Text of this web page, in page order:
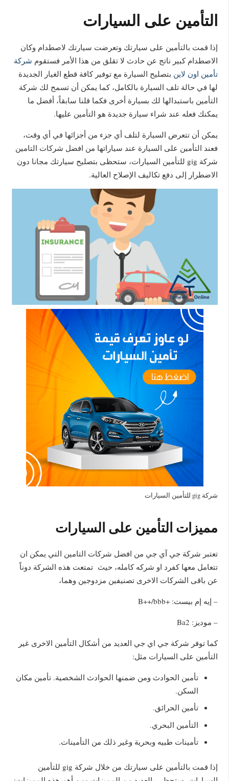
التأمين على السيارات
إذا قمت بالتأمين على سيارتك وتعرضت سيارتك لاصطدام وكان
الاصطدام كبير ناتج عن حادث لا تقلق من هذا الأمر فستقوم شركة
تأمين اون لاين بتصليح السيارة مع توفير كافة قطع الغيار الجديدة
لها في حالة تلف السيارة بالكامل، كما يمكن أن تسمح لك شركة
التأمين باستبدالها لك بسيارة أخرى فكما قلنا سابقاً، أفضل ما
يمكنك فعله عند شراء سيارة جديدة هو التأمين عليها.
يمكن أن تتعرض السيارة لتلف أي جزء من أجزائها في أي وقت،
فعند التأمين على السيارة عند سياراتها من افضل شركات التامين
شركة gig للتأمين السيارات، ستحظى بتصليح سيارتك مجانا دون
الاضطرار إلى دفع تكاليف الإصلاح العالية.
شركة gig للتأمين السيارات
مميزات التأمين على السيارات
تعتبر شركة جي آي جي من افضل شركات التامين التي يمكن ان
تتعامل معها كفرد او شركه كامله، حيث تمتعت هذه الشركة دوناً
عن باقى الشركات الاخرى تصنيفين مزدوجين وهما،
– إيه إم بيست: +B++/bbb
– موديز: Ba2
كما توفر شركة جي اي جي العديد من أشكال التأمين الاخرى غير
التأمين على السيارات مثل:
تأمين الحوادث ومن ضمنها الحوادث الشخصية. تأمين مكان
السكن.
تأمين الحرائق.
التأمين البحري.
تأمينات طبيه وبحرية وغير ذلك من التأمينات.
إذا قمت بالتأمين على سيارتك من خلال شركة gig للتأمين